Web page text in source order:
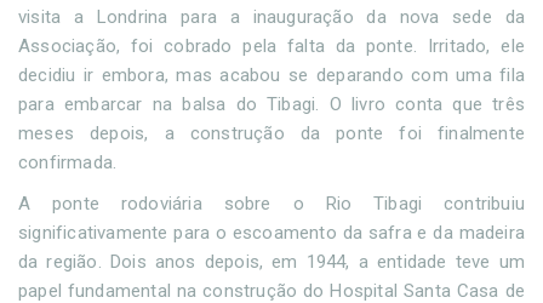
visita a Londrina para a inauguração da nova sede da
Associação, foi cobrado pela falta da ponte. Irritado, ele
decidiu ir embora, mas acabou se deparando com uma fila
para embarcar na balsa do Tibagi. O livro conta que três
meses depois, a construção da ponte foi finalmente
confirmada.
A ponte rodoviária sobre o Rio Tibagi contribuiu
significativamente para o escoamento da safra e da madeira
da região. Dois anos depois, em 1944, a entidade teve um
papel fundamental na construção do Hospital Santa Casa de